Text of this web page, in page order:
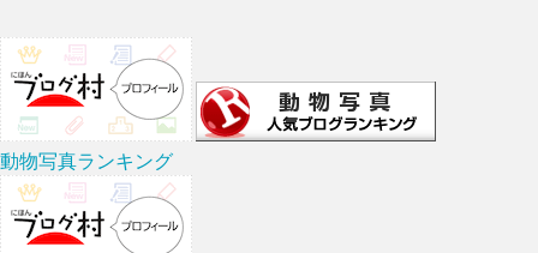
動物写真ランキング